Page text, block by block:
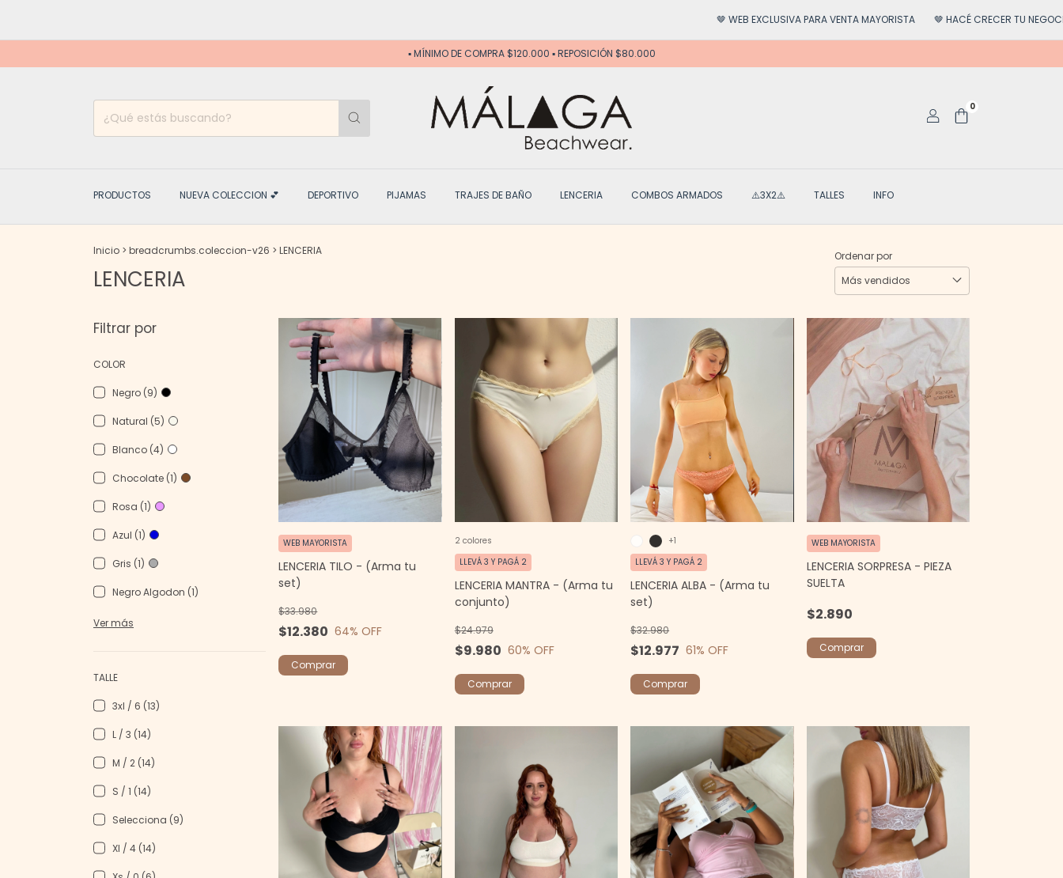
🤎 WEB EXCLUSIVA PARA VENTA MAYORISTA 🤎 HACÉ CRECER TU NEGOCIO 🤎
▪️ MÍNIMO DE COMPRA $120.000 ▪️ REPOSICIÓN $80.000
0
PRODUCTOS NUEVA COLECCION 💕 DEPORTIVO PIJAMAS TRAJES DE BAÑO LENCERIA COMBOS ARMADOS ⚠️3X2⚠️ TALLES INFO
Inicio > breadcrumbs.coleccion-v26 > LENCERIA
LENCERIA
Ordenar por
Filtrar por
COLOR
Negro (9)
Natural (5)
Blanco (4)
Chocolate (1)
Rosa (1)
Azul (1)
Gris (1)
Negro Algodon (1)
Ver más
TALLE
3xl / 6 (13)
L / 3 (14)
M / 2 (14)
S / 1 (14)
Selecciona (9)
Xl / 4 (14)
LENCERIA TILO - (Arma tu
set)
$12.380
$33.980
64% OFF
WEB MAYORISTA
Comprar
LENCERIA MANTRA - (Arma tu
conjunto)
$9.980
$24.979
60% OFF
LLEVÁ 3 Y PAGÁ 2
2 colores
Comprar
LENCERIA ALBA - (Arma tu
set)
$12.977
$32.980
61% OFF
LLEVÁ 3 Y PAGÁ 2
+1
Comprar
LENCERIA SORPRESA - PIEZA
SUELTA
$2.890
WEB MAYORISTA
Comprar